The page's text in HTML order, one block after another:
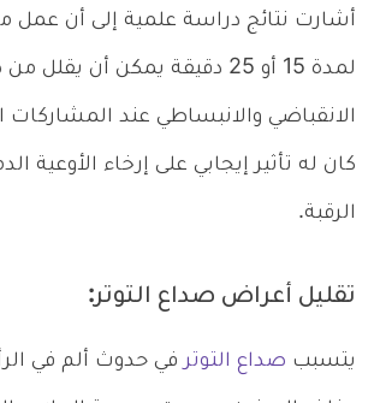
أشارت نتائج دراسة علمية إلى أن عمل
لمدة 15 أو 25 دقيقة يمكن أن
الانقباضي والانبساطي عند المشاركات
كان له تأثير إيجابي على إرخاء الأوعية
الرقبة.
تقليل أعراض صداع التوتر:
يتسبب صداع التوتر في حدوث ألم في